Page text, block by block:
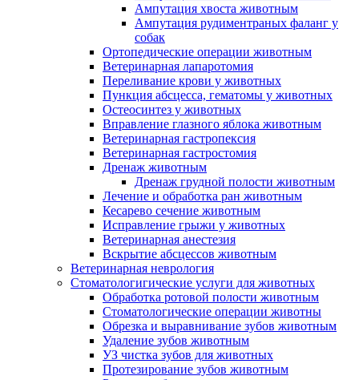
Ампутация хвоста животным
Ампутация рудиментраных фаланг у
собак
Ортопедические операции животным
Ветеринарная лапаротомия
Переливание крови у животных
Пункция абсцесса, гематомы у животных
Остеосинтез у животных
Вправление глазного яблока животным
Ветеринарная гастропексия
Ветеринарная гастростомия
Дренаж животным
Дренаж грудной полости животным
Лечение и обработка ран животным
Кесарево сечение животным
Исправление грыжи у животных
Ветеринарная анестезия
Вскрытие абсцессов животным
Ветеринарная неврология
Стоматологигические услуги для животных
Обработка ротовой полости животным
Стоматологические операции животны
Обрезка и выравнивание зубов животным
Удаление зубов животным
УЗ чистка зубов для животных
Протезирование зубов животным